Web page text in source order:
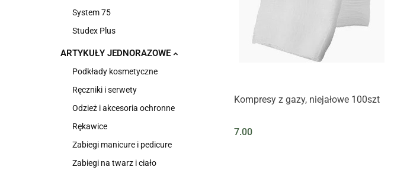
System 75
Studex Plus
ARTYKUŁY JEDNORAZOWE
Podkłady kosmetyczne
Ręczniki i serwety
Odzież i akcesoria ochronne
Rękawice
Zabiegi manicure i pedicure
Zabiegi na twarz i ciało
Kompresy z gazy, niejałowe 100szt
7.00